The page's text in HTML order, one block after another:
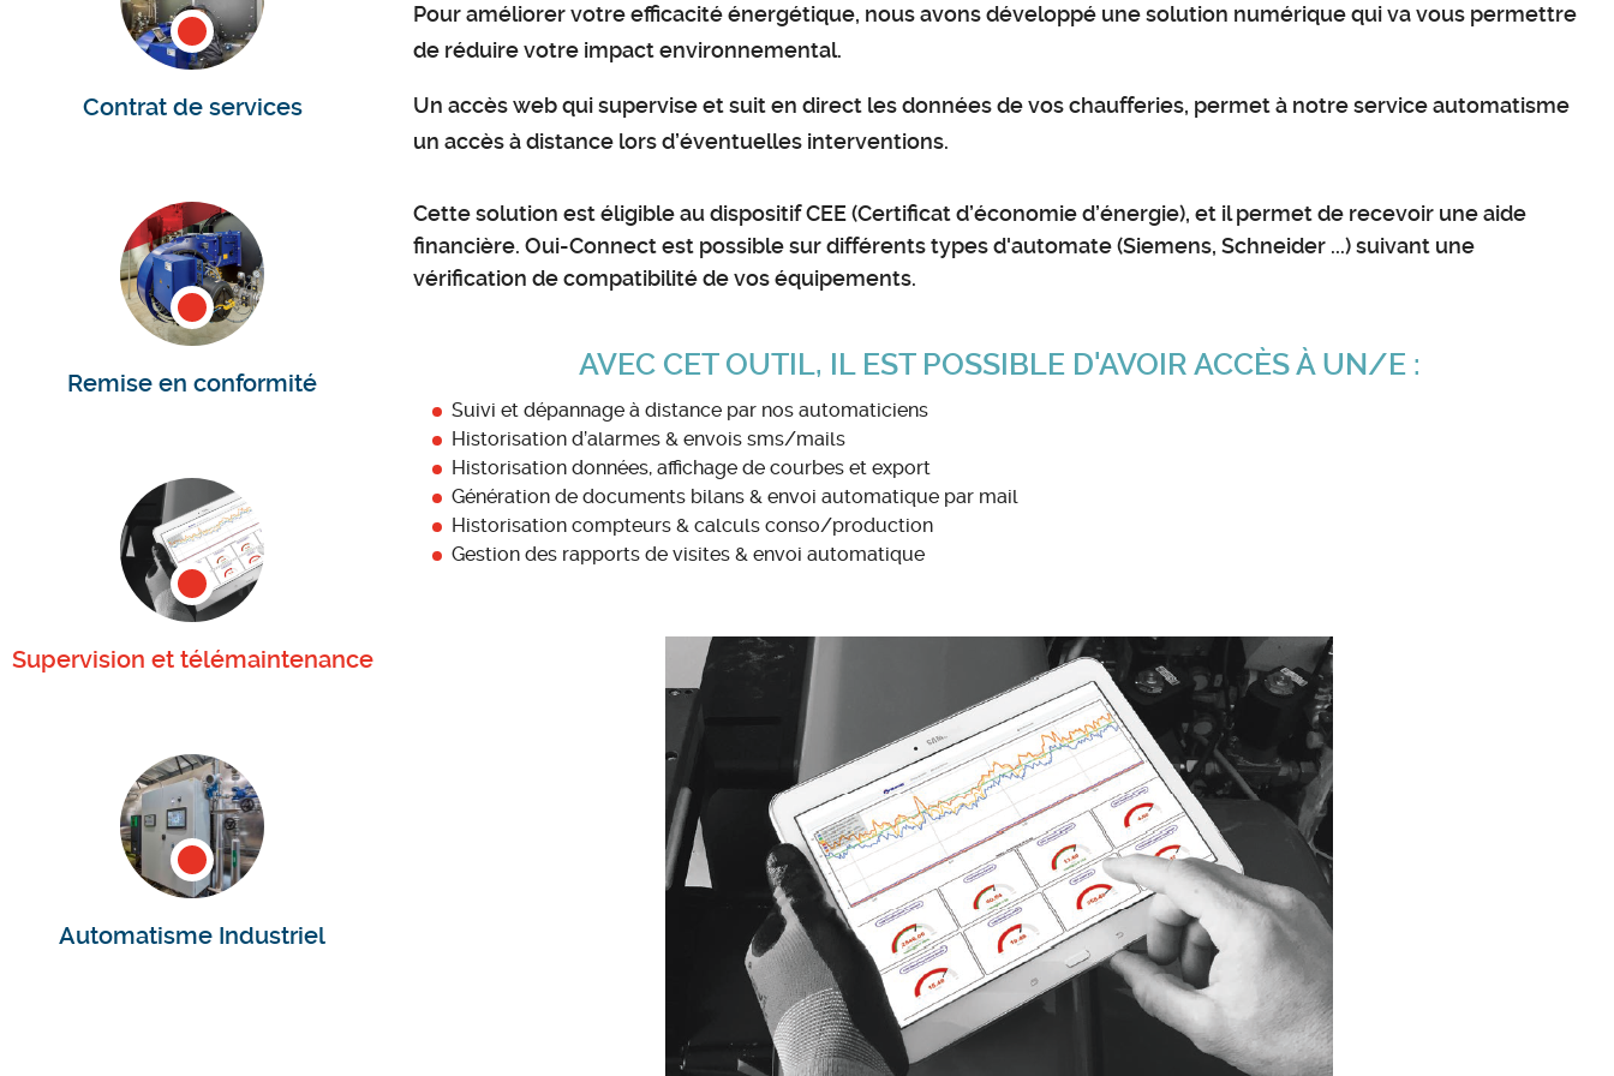
Documentation Brûleurs
Système de sécurité globale
Périphériques chaufferies
Appareils sous pression
Electricité et automatisme
Contrat de services
Remise en conformité
Supervision et télémaintenance
Automatisme Industriel
Pour améliorer votre efficacité énergétique, nous avons développé une solution numérique qui va vous permettre
de réduire votre impact environnemental.
Un accès web qui supervise et suit en direct les données de vos chaufferies, permet à notre service automatisme
un accès à distance lors d’éventuelles interventions.
Cette solution est éligible au dispositif CEE (Certificat d’économie d’énergie), et il permet de recevoir une aide
financière. Oui-Connect est possible sur différents types d'automate (Siemens, Schneider ...) suivant une
vérification de compatibilité de vos équipements.
AVEC CET OUTIL, IL EST POSSIBLE D'AVOIR ACCÈS À UN/E :
Suivi et dépannage à distance par nos automaticiens
Historisation d’alarmes & envois sms/mails
Historisation données, affichage de courbes et export
Génération de documents bilans & envoi automatique par mail
Historisation compteurs & calculs conso/production
Gestion des rapports de visites & envoi automatique